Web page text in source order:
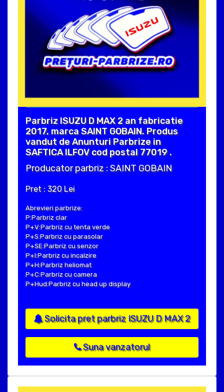
Parbriz ISUZU D MAX 2 an fabricatie
2017, marca SAINT GOBAIN. Produs
vandut de Anunturi Parbrize in
SAFTICA ILFOV cod postal 77019 .
Producator parbriz : SAINT GOBAIN
Pret : 320 Lei
Abrevieri parbrize:
P:Parbriz clar
P+V:Parbriz cu tenta verde
P+S:Parbriz cu parasolar
P+SE:Parbriz cu senzor
P+I:Parbriz cu incalzire
P+H:Parbriz heliomat
P+C:Parbriz cu camera
P+Hud:Parbriz cu head up display
Solicita pret parbriz ISUZU D MAX 2
Suna vanzatorul